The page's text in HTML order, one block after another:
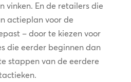
vinken. En de retailers die
actieplan voor de
– door te kiezen voor
die eerder beginnen dan
stappen van de eerdere